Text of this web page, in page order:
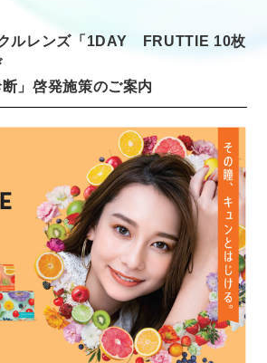
ルレンズ「1DAY FRUTTIE 10枚
断」啓発施策のご案内